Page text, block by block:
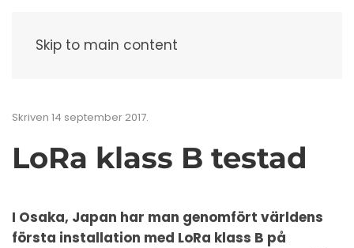
Skip to main content
Skriven 14 september 2017.
LoRa klass B testad
I Osaka, Japan har man genomfört världens
första installation med LoRa klass B på